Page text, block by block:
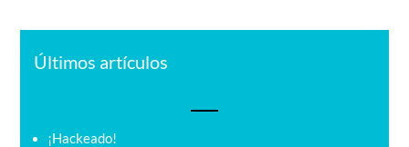
Últimos artículos
¡Hackeado!